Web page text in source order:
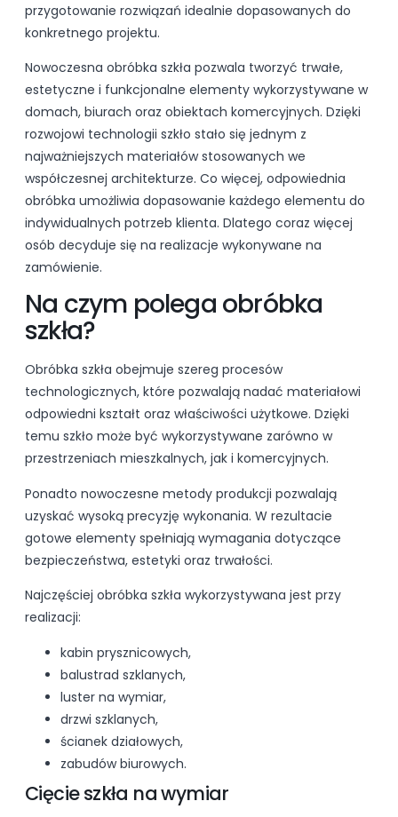
przygotowanie rozwiązań idealnie dopasowanych do
konkretnego projektu.
Nowoczesna obróbka szkła pozwala tworzyć trwałe,
estetyczne i funkcjonalne elementy wykorzystywane w
domach, biurach oraz obiektach komercyjnych. Dzięki
rozwojowi technologii szkło stało się jednym z
najważniejszych materiałów stosowanych we
współczesnej architekturze. Co więcej, odpowiednia
obróbka umożliwia dopasowanie każdego elementu do
indywidualnych potrzeb klienta. Dlatego coraz więcej
osób decyduje się na realizacje wykonywane na
zamówienie.
Na czym polega obróbka
szkła?
Obróbka szkła obejmuje szereg procesów
technologicznych, które pozwalają nadać materiałowi
odpowiedni kształt oraz właściwości użytkowe. Dzięki
temu szkło może być wykorzystywane zarówno w
przestrzeniach mieszkalnych, jak i komercyjnych.
Ponadto nowoczesne metody produkcji pozwalają
uzyskać wysoką precyzję wykonania. W rezultacie
gotowe elementy spełniają wymagania dotyczące
bezpieczeństwa, estetyki oraz trwałości.
Najczęściej obróbka szkła wykorzystywana jest przy
realizacji:
kabin prysznicowych,
balustrad szklanych,
luster na wymiar,
drzwi szklanych,
ścianek działowych,
zabudów biurowych.
Cięcie szkła na wymiar